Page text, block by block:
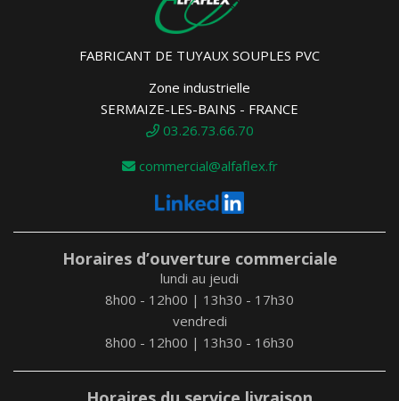
FABRICANT DE TUYAUX SOUPLES PVC
Zone industrielle
SERMAIZE-LES-BAINS - FRANCE
03.26.73.66.70
commercial@alfaflex.fr
Horaires d’ouverture commerciale
lundi au jeudi
8h00 - 12h00 | 13h30 - 17h30
vendredi
8h00 - 12h00 | 13h30 - 16h30